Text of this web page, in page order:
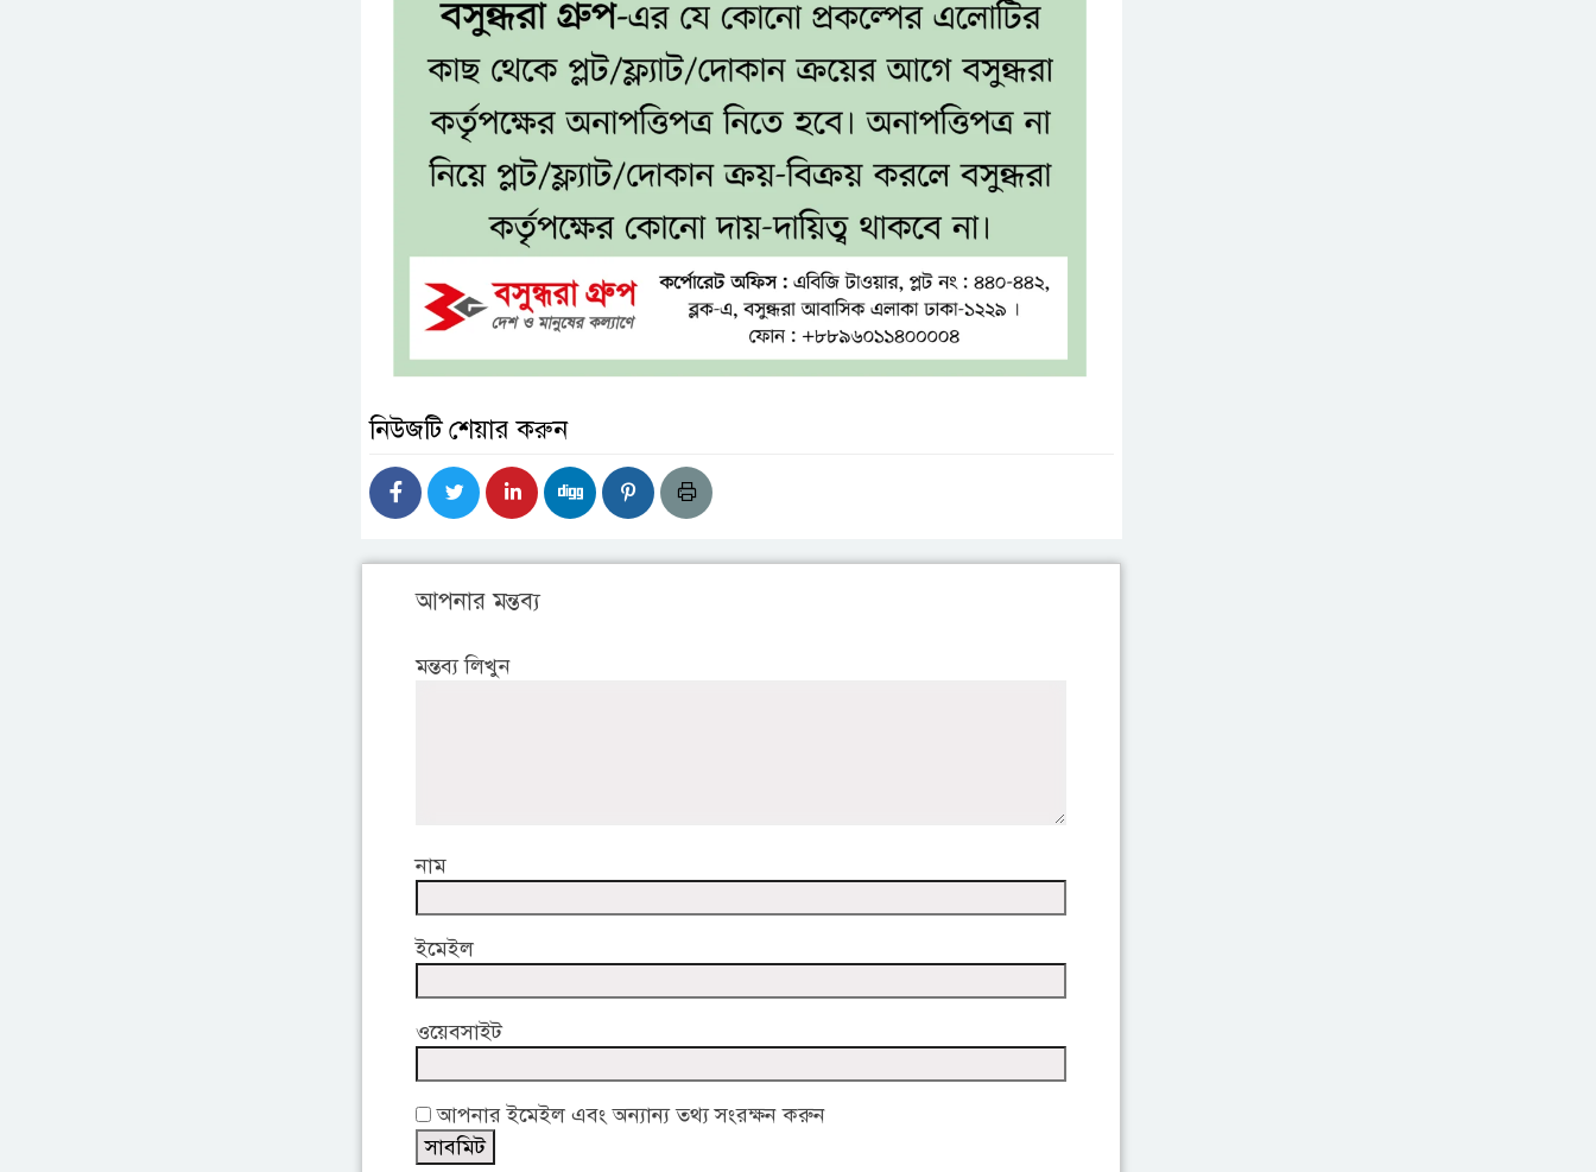
নিউজটি শেয়ার করুন
আপনার মন্তব্য
মন্তব্য লিখুন
নাম
ইমেইল
ওয়েবসাইট
আপনার ইমেইল এবং অন্যান্য তথ্য সংরক্ষন করুন